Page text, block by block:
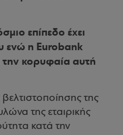
επίπεδο έχει
ενώ η Eurobank
την κορυφαία αυτή
της
της εταιρικής
κατά την